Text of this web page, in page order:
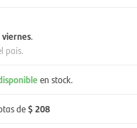
viernes.
país.
en stock.
de$ 208